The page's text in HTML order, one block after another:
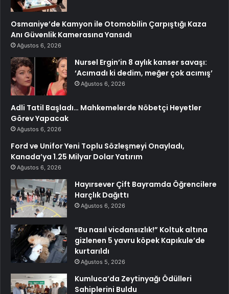
Osmaniye’de Kamyon ile Otomobilin Çarpıştığı Kaza
Anı Güvenlik Kamerasına Yansıdı
Ağustos 6, 2026
Nursel Ergin’in 8 aylık kanser savaşı:
‘Acımadı ki dedim, meğer çok acımış’
Ağustos 6, 2026
Adli Tatil Başladı… Mahkemelerde Nöbetçi Heyetler
Görev Yapacak
Ağustos 6, 2026
Ford ve Unifor Yeni Toplu Sözleşmeyi Onayladı,
Kanada’ya 1.25 Milyar Dolar Yatırım
Ağustos 6, 2026
Hayırsever Çift Bayramda Öğrencilere
Harçlık Dağıttı
Ağustos 6, 2026
“Bu nasıl vicdansızlık!” Koltuk altına
gizlenen 5 yavru köpek Kapıkule’de
kurtarıldı
Ağustos 5, 2026
Kumluca’da Zeytinyağı Ödülleri
Sahiplerini Buldu